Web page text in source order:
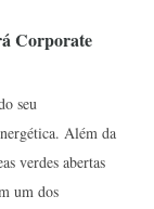
Corporate
seu
Além da
verdes abertas
um dos